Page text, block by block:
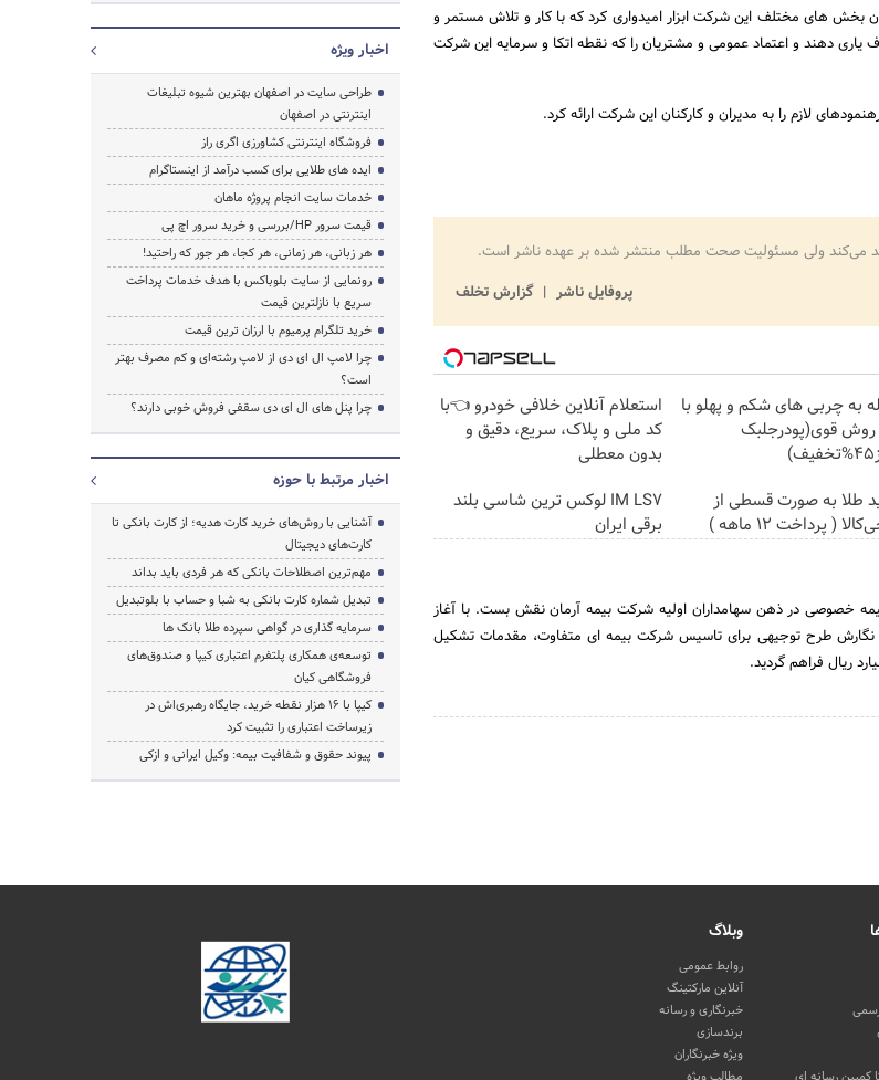
بخش های مختلف این شرکت ابزار امیدواری کرد که با کار و تلاش مستمر و
یاری دهند و اعتماد عمومی و مشتریان را که نقطه اتکا و سرمایه این شرکت
لازم را به مدیران و کارکنان این شرکت ارائه کرد.
می‌کند ولی مسئولیت صحت مطلب منتشر شده بر عهده ناشر است.
پروفایل ناشر
گزارش تخلف
به چربی های شکم و پهلو با
قوی(پودرجلبک
استعلام آنلاین خلافی خودرو 👈با
کد ملی و پلاک، سریع، دقیق و
بدون معطلی
طلا به صورت قسطی از
( پرداخت 12 ماهه )
IM LS7 لوکس ترین شاسی بلند
برقی ایران
شرکت بیمه خصوصی در ذهن سهامداران اولیه شرکت بیمه آرمان نقش بست. با آغاز
نگارش طرح توجیهی برای تاسیس شرکت بیمه ای متفاوت، مقدمات تشکیل
اخبار ویژه
طراحی سایت در اصفهان بهترین شیوه تبلیغات
اینترنتی در اصفهان
فروشگاه اینترنتی کشاورزی اگری راز
ایده های طلایی برای کسب درآمد از اینستاگرام
خدمات سایت انجام پروژه ماهان
قیمت سرور HP/بررسی و خرید سرور اچ پی
هر زبانی، هر زمانی، هر کجا، هر جور که راحتید!
رونمایی از سایت بلوباکس با هدف خدمات پرداخت
سریع با نازلترین قیمت
خرید تلگرام پرمیوم با ارزان ترین قیمت
چرا لامپ ال ای دی از لامپ رشته‌ای و کم مصرف بهتر
است؟
چرا پنل های ال ای دی سقفی فروش خوبی دارند؟
اخبار مرتبط با حوزه
آشنایی با روش‌های خرید کارت هدیه؛ از کارت بانکی تا
کارت‌های دیجیتال
مهم‌ترین اصطلاحات بانکی که هر فردی باید بداند
تبدیل شماره کارت بانکی به شبا و حساب با بلوتبدیل
سرمایه گذاری در گواهی سپرده طلا بانک ها
توسعه‌ی همکاری‌ پلتفرم اعتباری کیپا و صندوق‌های
فروشگاهی کیان
کیپا با ۱۶ هزار نقطه خرید، جایگاه رهبری‌اش در
زیرساخت اعتباری را تثبیت کرد
پیوند حقوق و شفافیت بیمه: وکیل ایرانی و ازکی
وبلاگ
روابط عمومی
آنلاین مارکتینگ
خبرنگاری و رسانه
برندسازی
ویژه خبرنگاران